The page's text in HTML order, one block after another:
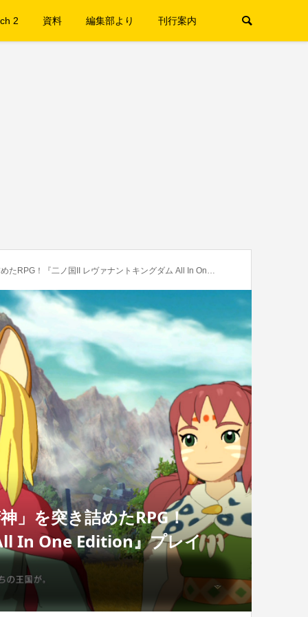
2 資料 編集部より 刊行案内
ノ国II レヴァナントキングダム All In One Edition』プレイレビュー
」を突き詰めたRPG！
In One Edition』プレイ